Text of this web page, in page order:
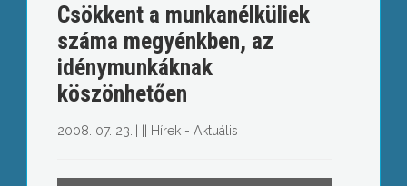
Csökkent a munkanélküliek
száma megyénkben, az
idénymunkáknak
köszönhetően
2008. 07. 23. Hírek - Aktuális